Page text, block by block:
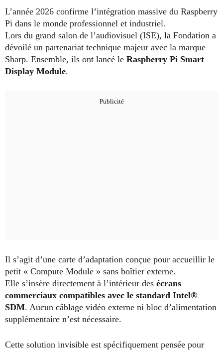
L’année 2026 confirme l’intégration massive du Raspberry
Pi dans le monde professionnel et industriel.
Lors du grand salon de l’audiovisuel (ISE), la Fondation a
dévoilé un partenariat technique majeur avec la marque
Sharp. Ensemble, ils ont lancé le Raspberry Pi Smart
Display Module.
Il s’agit d’une carte d’adaptation conçue pour accueillir le
petit « Compute Module » sans boîtier externe.
Elle s’insère directement à l’intérieur des écrans
commerciaux compatibles avec le standard Intel®
SDM. Aucun câblage vidéo externe ni bloc d’alimentation
supplémentaire n’est nécessaire.
Cette solution invisible est spécifiquement pensée pour